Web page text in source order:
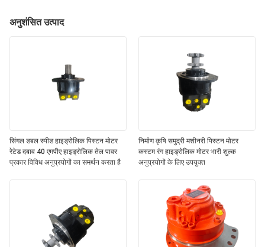
अनुशंसित उत्पाद
सिंगल डबल स्पीड हाइड्रोलिक पिस्टन मोटर
रेटेड दबाव 40 एमपीए हाइड्रोलिक तेल पावर
प्रकार विविध अनुप्रयोगों का समर्थन करता है
निर्माण कृषि समुद्री मशीनरी पिस्टन मोटर
कस्टम रंग हाइड्रोलिक मोटर भारी शुल्क
अनुप्रयोगों के लिए उपयुक्त